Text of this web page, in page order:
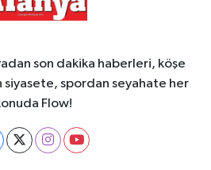
son dakika haberleri, köşe
siyasete, spordan seyahate her
Flow!